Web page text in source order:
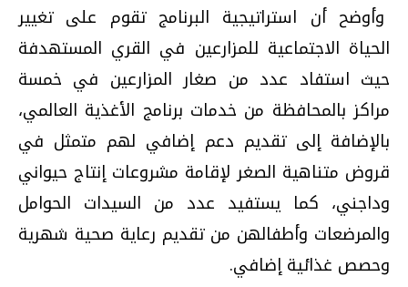
وأوضح أن استراتيجية البرنامج تقوم على تغيير
الحياة الاجتماعية للمزارعين في القري المستهدفة
حيث استفاد عدد من صغار المزارعين في خمسة
مراكز بالمحافظة من خدمات برنامج الأغذية العالمي،
بالإضافة إلى تقديم دعم إضافي لهم متمثل في
قروض متناهية الصغر لإقامة مشروعات إنتاج حيواني
وداجني، كما يستفيد عدد من السيدات الحوامل
والمرضعات وأطفالهن من تقديم رعاية صحية شهرية
وحصص غذائية إضافي.